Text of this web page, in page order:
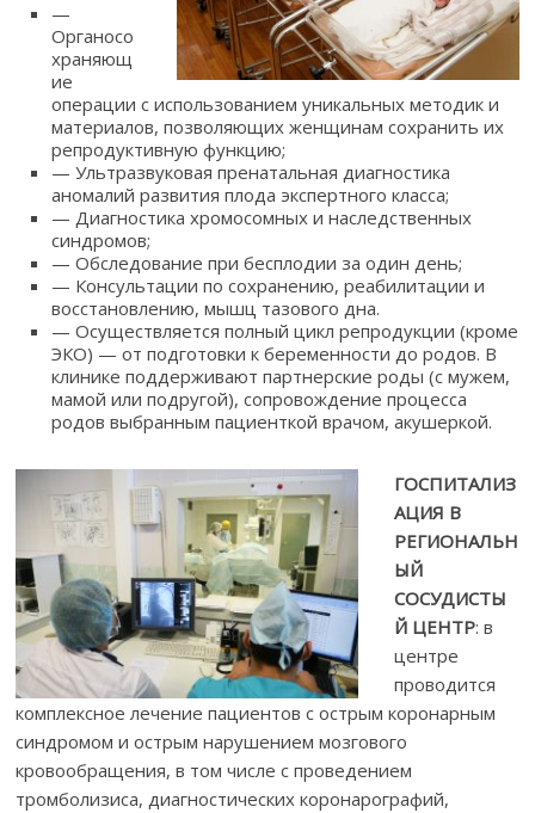
—
Органосо
храняющ
ие
операции с использованием уникальных методик и
материалов, позволяющих женщинам сохранить их
репродуктивную функцию;
— Ультразвуковая пренатальная диагностика
аномалий развития плода экспертного класса;
— Диагностика хромосомных и наследственных
синдромов;
— Обследование при бесплодии за один день;
— Консультации по сохранению, реабилитации и
восстановлению, мышц тазового дна.
— Осуществляется полный цикл репродукции (кроме
ЭКО) — от подготовки к беременности до родов. В
клинике поддерживают партнерские роды (с мужем,
мамой или подругой), сопровождение процесса
родов выбранным пациенткой врачом, акушеркой.
ГОСПИТАЛИЗ
АЦИЯ В
РЕГИОНАЛЬН
ЫЙ
СОСУДИСТЫ
Й ЦЕНТР: в
центре
проводится
комплексное лечение пациентов с острым коронарным
синдромом и острым нарушением мозгового
кровообращения, в том числе с проведением
тромболизиса, диагностических коронарографий,